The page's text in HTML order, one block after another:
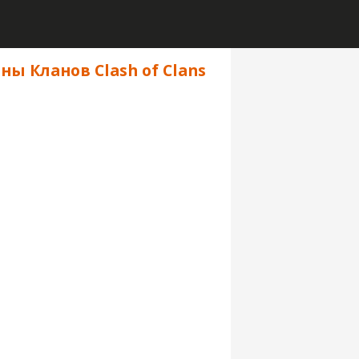
Кланов Clash of Clans